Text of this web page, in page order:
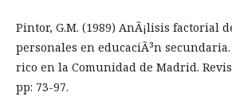
Pintor, G.M. (1989) AnÃ¡lisis factorial
personales en educaciÃ³n
rico en la Comunidad de Madrid.
pp: 73-97.